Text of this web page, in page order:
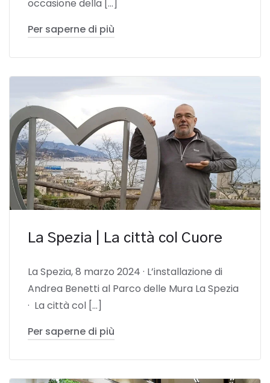
occasione della […]
Per saperne di più
La Spezia | La città col Cuore
La Spezia, 8 marzo 2024 · L’installazione di
Andrea Benetti al Parco delle Mura La Spezia
· La città col […]
Per saperne di più